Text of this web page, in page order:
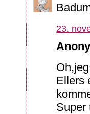
23.
Ellers
Super